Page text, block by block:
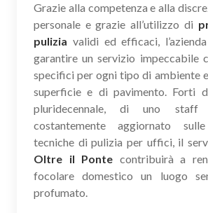
Grazie alla competenza e alla
personale e grazie all’utilizzo di
pulizia validi ed efficaci,
garantire un servizio impeccabile
specifici per ogni tipo di ambiente
superficie e di pavimento. Forti di
pluridecennale, di uno staff
costantemente aggiornato
tecniche di pulizia per uffici, il
Oltre il Ponte contribuirà a
focolare domestico un luogo
profumato.